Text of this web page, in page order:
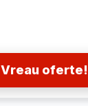
Vreau oferte!